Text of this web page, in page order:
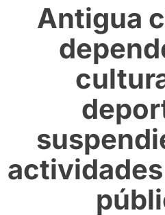
Antigua